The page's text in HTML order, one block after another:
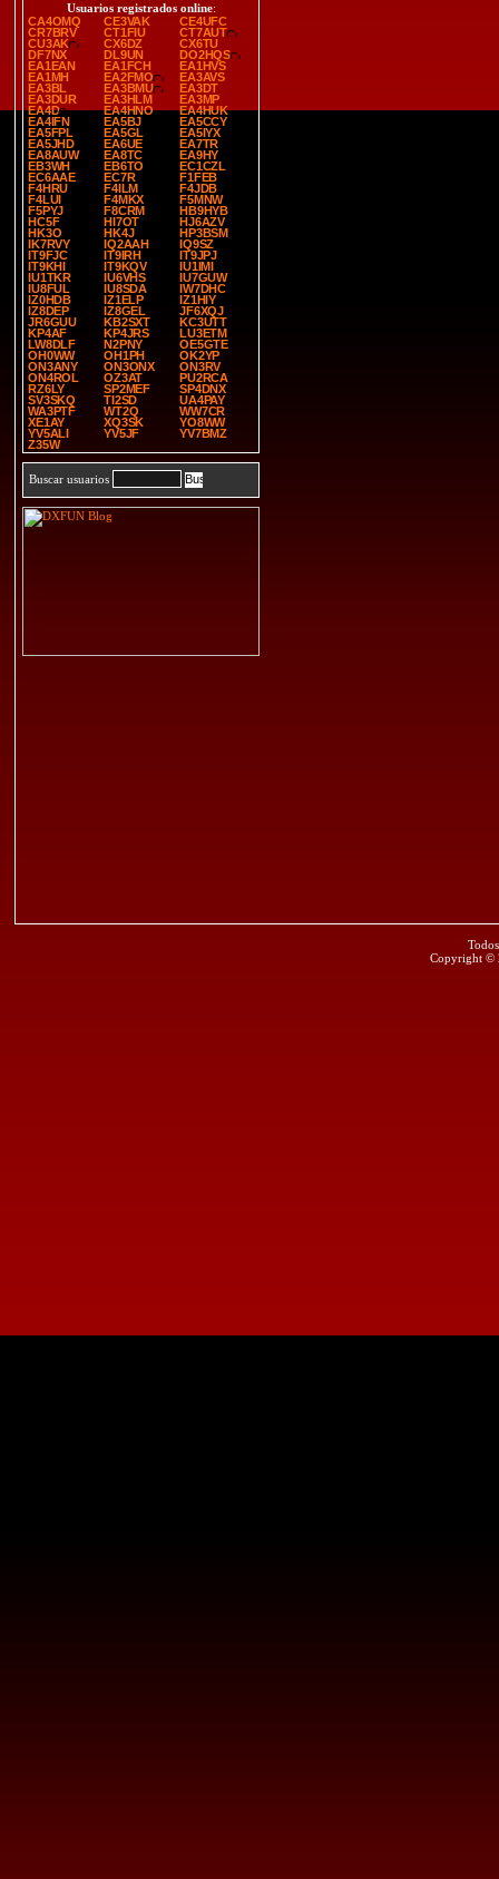
Usuarios registrados online:
CA4OMQ
CE3VAK
CE4UFC
CR7BRV
CT1FIU
CT7AUT
CU3AK
CX6DZ
CX6TU
DF7NX
DL9UN
DO2HQS
EA1EAN
EA1FCH
EA1HVS
EA1MH
EA2FMO
EA3AVS
EA3BL
EA3BMU
EA3DT
EA3DUR
EA3HLM
EA3MP
EA4D
EA4HNO
EA4HUK
EA4IFN
EA5BJ
EA5CCY
EA5FPL
EA5GL
EA5IYX
EA5JHD
EA6UE
EA7TR
EA8AUW
EA8TC
EA9HY
EB3WH
EB6TO
EC1CZL
EC6AAE
EC7R
F1FEB
F4HRU
F4ILM
F4JDB
F4LUI
F4MKX
F5MNW
F5PYJ
F8CRM
HB9HYB
HC5F
HI7OT
HJ6AZV
HK3O
HK4J
HP3BSM
IK7RVY
IQ2AAH
IQ9SZ
IT9FJC
IT9IRH
IT9JPJ
IT9KHI
IT9KQV
IU1IMI
IU1TKR
IU6VHS
IU7GUW
IU8FUL
IU8SDA
IW7DHC
IZ0HDB
IZ1ELP
IZ1HIY
IZ8DEP
IZ8GEL
JF6XQJ
JR6GUU
KB2SXT
KC3UTT
KP4AF
KP4JRS
LU3ETM
LW8DLF
N2PNY
OE5GTE
OH0WW
OH1PH
OK2YP
ON3ANY
ON3ONX
ON3RV
ON4ROL
OZ3AT
PU2RCA
RZ6LY
SP2MEF
SP4DNX
SV3SKQ
TI2SD
UA4PAY
WA3PTF
WT2Q
WW7CR
XE1AY
XQ3SK
YO8WW
YV5ALI
YV5JF
YV7BMZ
Z35W
Buscar usuarios
Copyright ©